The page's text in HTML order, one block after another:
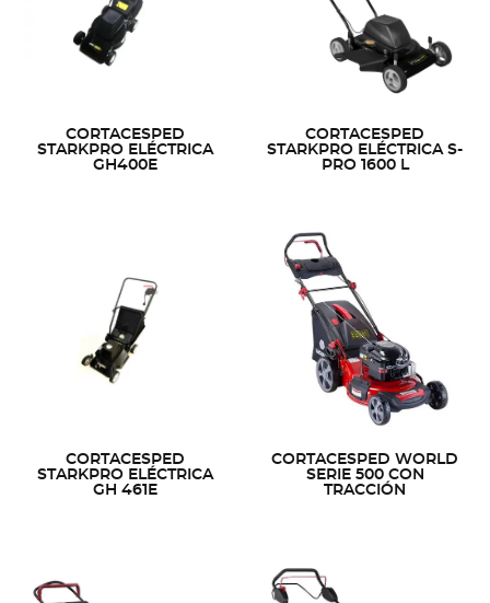
CORTACESPED
STARKPRO ELÉCTRICA
GH400E
CORTACESPED
STARKPRO ELÉCTRICA S-
PRO 1600 L
CORTACESPED
STARKPRO ELÉCTRICA
GH 461E
CORTACESPED WORLD
SERIE 500 CON
TRACCIÓN